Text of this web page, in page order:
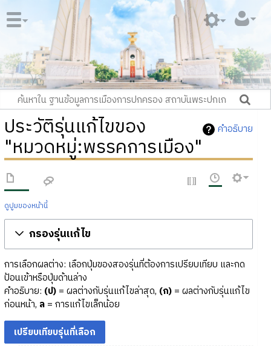
คำอธิบาย
ประวัติรุ่นแก้ไขของ
"หมวดหมู่:พรรคการเมือง"
ดูปูมของหน้านี้
กรองรุ่นแก้ไข
การเลือกผลต่าง: เลือกปุ่มของสองรุ่นที่ต้องการเปรียบเทียบ และกด
ป้อนเข้าหรือปุ่มด้านล่าง
คำอธิบาย: (ป)= ผลต่างกับรุ่นแก้ไขล่าสุด, (ก)= ผลต่างกับรุ่นแก้ไข
ก่อนหน้า, ล= การแก้ไขเล็กน้อย